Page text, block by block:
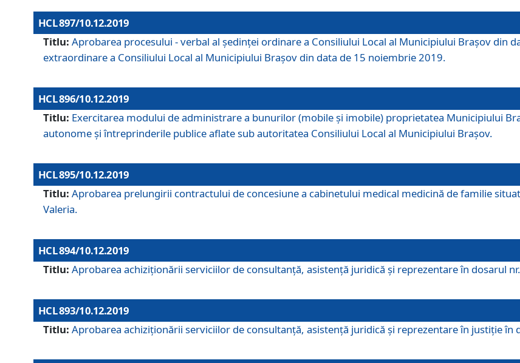
HCL 897/10.12.2019
Titlu: Aprobarea procesului - verbal al şedinţei ordinare a Consiliului Local al Municipiului Brașov din
extraordinare a Consiliului Local al Municipiului Brașov din data de 15 noiembrie 2019.
HCL 896/10.12.2019
Titlu: Exercitarea modului de administrare a bunurilor (mobile și imobile) proprietatea Municipiului
autonome și întreprinderile publice aflate sub autoritatea Consiliului Local al Municipiului Brașov.
HCL 895/10.12.2019
Titlu: Aprobarea prelungirii contractului de concesiune a cabinetului medical medicină de familie
Valeria.
HCL 894/10.12.2019
Titlu: Aprobarea achiziţionării serviciilor de consultanţă, asistenţă juridică şi reprezentare în dosarul
HCL 893/10.12.2019
Titlu: Aprobarea achiziţionării serviciilor de consultanţă, asistenţă juridică şi reprezentare în justiţie